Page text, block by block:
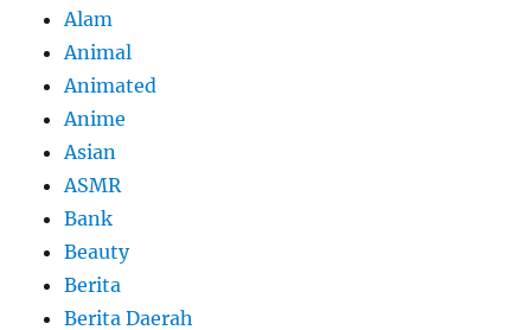
Alam
Animal
Animated
Anime
Asian
ASMR
Bank
Beauty
Berita
Berita Daerah